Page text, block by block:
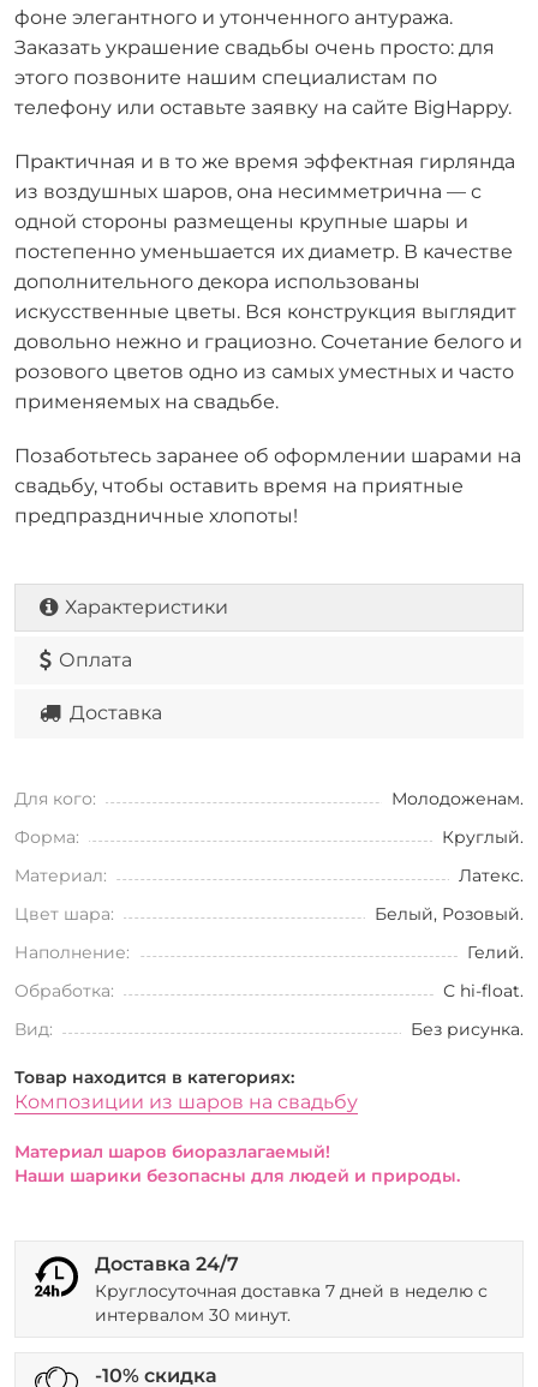
фоне элегантного и утонченного антуража.
Заказать украшение свадьбы очень просто: для
этого позвоните нашим специалистам по
телефону или оставьте заявку на сайте BigHappy.
Практичная и в то же время эффектная гирлянда
из воздушных шаров, она несимметрична — с
одной стороны размещены крупные шары и
постепенно уменьшается их диаметр. В качестве
дополнительного декора использованы
искусственные цветы. Вся конструкция выглядит
довольно нежно и грациозно. Сочетание белого и
розового цветов одно из самых уместных и часто
применяемых на свадьбе.
Позаботьтесь заранее об оформлении шарами на
свадьбу, чтобы оставить время на приятные
предпраздничные хлопоты!
Характеристики
Оплата
Доставка
Для кого:
Молодоженам.
Форма:
Круглый.
Материал:
Латекс.
Цвет шара:
Белый, Розовый.
Наполнение:
Гелий.
Обработка:
С hi-float.
Вид:
Без рисунка.
Товар находится в категориях:
Композиции из шаров на свадьбу
Материал шаров биоразлагаемый!
Наши шарики безопасны для людей и природы.
Доставка 24/7
Круглосуточная доставка 7 дней в неделю с
интервалом 30 минут.
-10% скидка